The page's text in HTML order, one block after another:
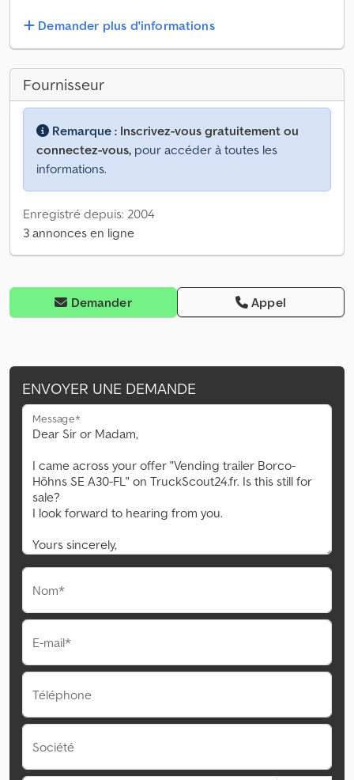
Demander plus d'informations
Fournisseur
Remarque : Inscrivez-vous gratuitement ou
connectez-vous, pour accéder à toutes les
informations.
Enregistré depuis: 2004
3 annonces en ligne
Demander Appel
ENVOYER UNE DEMANDE
Message*
Nom*
E-mail*
Téléphone
Société